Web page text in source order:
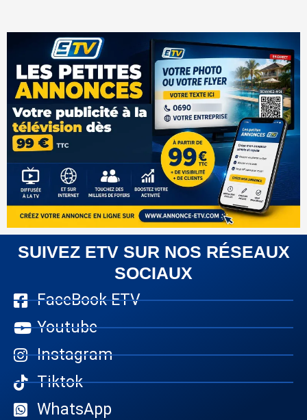
SUIVEZ ETV SUR NOS RÉSEAUX
SOCIAUX
FaceBook ETV
Youtube
Instagram
Tiktok
WhatsApp